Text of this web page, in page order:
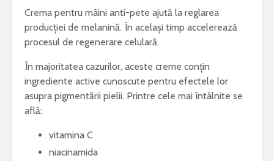
Crema pentru mâini anti-pete ajută la reglarea
producției de melanină. În același timp accelerează
procesul de regenerare celulară.
În majoritatea cazurilor, aceste creme conțin
ingrediente active cunoscute pentru efectele lor
asupra pigmentării pielii. Printre cele mai întâlnite se
află:
vitamina C
niacinamida